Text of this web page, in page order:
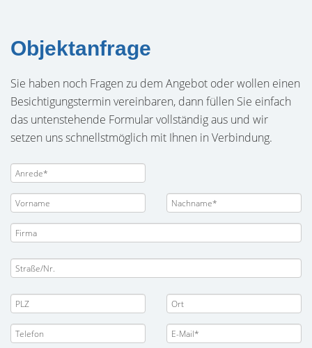
Objektanfrage
Sie haben noch Fragen zu dem Angebot oder wollen einen
Besichtigungstermin vereinbaren, dann füllen Sie einfach
das untenstehende Formular vollständig aus und wir
setzen uns schnellstmöglich mit Ihnen in Verbindung.